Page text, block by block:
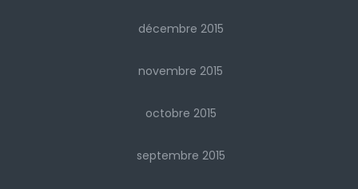
décembre 2015
novembre 2015
octobre 2015
septembre 2015